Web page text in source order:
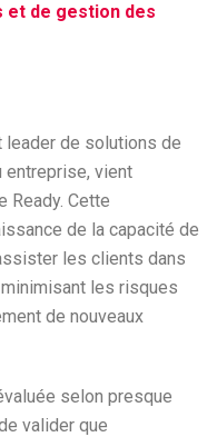
et de gestion des
leader de solutions de
vient
Ready. Cette
de la capacité de
les clients dans
les risques
de nouveaux
selon presque
valider que